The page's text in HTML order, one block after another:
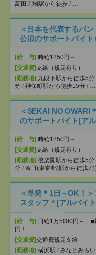
高田馬場駅から徒歩 / …
＜日本を代表するバ
公演のサポートバイ
[給 与] 時給1250円～
[交通費]支給（規定有り）
[勤務地] 九段下駅から徒歩5分
分 / 神保町駅から徒歩15分 / …
＜SEKAI NO OWARI
のサポートバイト[ア
[給 与] 時給1250円～
[交通費]支給（規定有り）
[勤務地] 後楽園駅から徒歩5分
分 / 春日(東京都)駅から徒歩7
＜単発＊1日～OK！
スタッフ＊[アルバイ
[給 与] 日給1万5000円～ ■
円！
[交通費]交通費規定支給
[勤務地] 横浜駅 / みなとみら